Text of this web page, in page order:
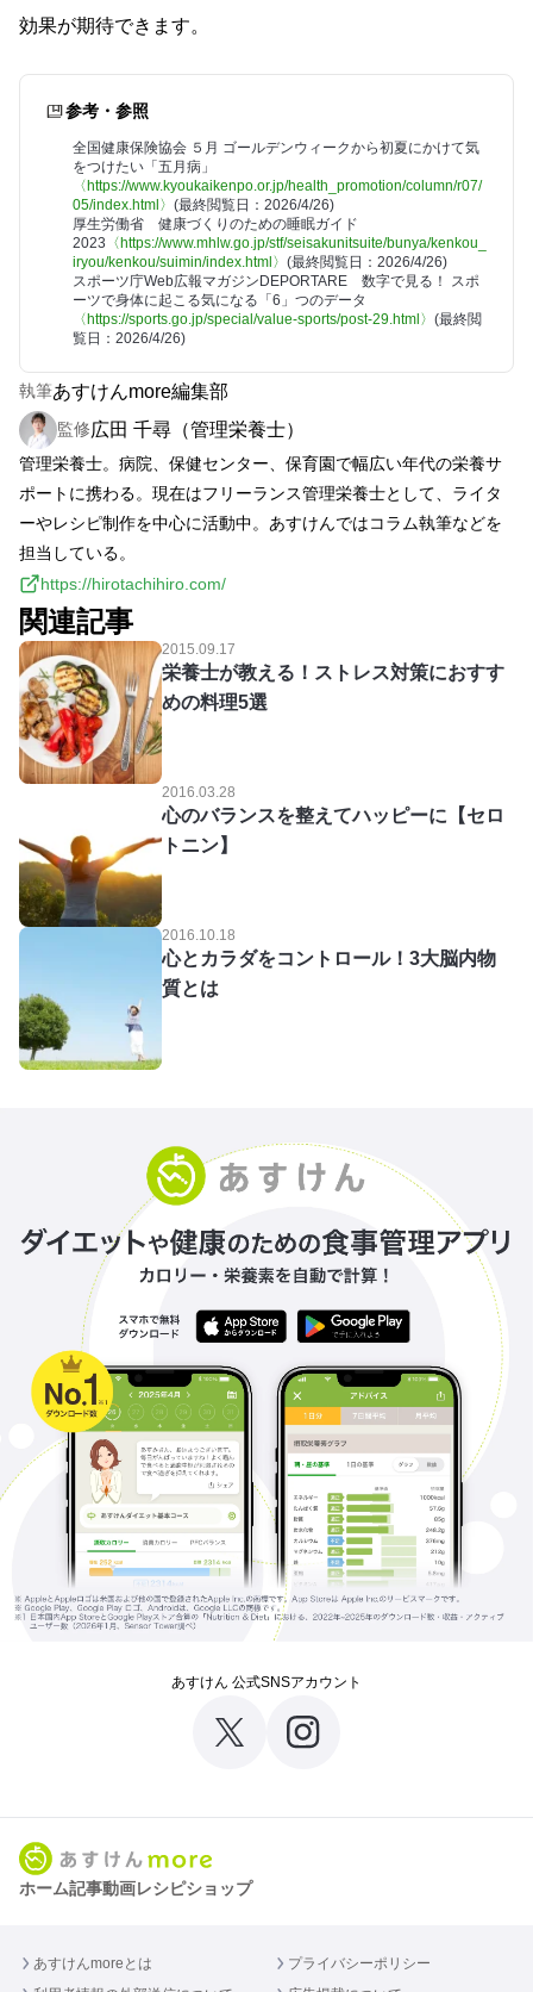
効果が期待できます。
参考・参照
全国健康保険協会 ５月 ゴールデンウィークから初夏にかけて気
をつけたい「五月病」
〈https://www.kyoukaikenpo.or.jp/health_promotion/column/r07/
05/index.html〉 (最終閲覧日：2026/4/26)
厚生労働省 健康づくりのための睡眠ガイド
2023 〈https://www.mhlw.go.jp/stf/seisakunitsuite/bunya/kenkou_
iryou/kenkou/suimin/index.html〉 (最終閲覧日：2026/4/26)
スポーツ庁Web広報マガジンDEPORTARE 数字で見る！ スポ
ーツで身体に起こる気になる「6」つのデータ
〈https://sports.go.jp/special/value-sports/post-29.html〉 (最終閲
覧日：2026/4/26)
執筆あすけんmore編集部
監修広田 千尋（管理栄養士）
管理栄養士。病院、保健センター、保育園で幅広い年代の栄養サ
ポートに携わる。現在はフリーランス管理栄養士として、ライタ
ーやレシピ制作を中心に活動中。あすけんではコラム執筆などを
担当している。
https://hirotachihiro.com/
関連記事
2015.09.17
栄養士が教える！ストレス対策におすす
めの料理5選
2016.03.28
心のバランスを整えてハッピーに【セロ
トニン】
2016.10.18
心とカラダをコントロール！3大脳内物
質とは
あすけん 公式SNSアカウント
ホーム記事動画レシピショップ
あすけんmoreとは
プライバシーポリシー